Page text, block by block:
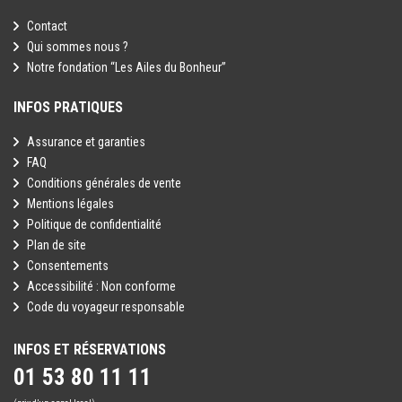
Contact
Qui sommes nous ?
Notre fondation “Les Ailes du Bonheur”
INFOS PRATIQUES
Assurance et garanties
FAQ
Conditions générales de vente
Mentions légales
Politique de confidentialité
Plan de site
Consentements
Accessibilité : Non conforme
Code du voyageur responsable
INFOS ET RÉSERVATIONS
01 53 80 11 11